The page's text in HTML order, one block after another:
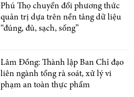
Phú Thọ chuyển đổi phương thức
quản trị dựa trên nền tảng dữ liệu
“đúng, đủ, sạch, sống”
Lâm Đồng: Thành lập Ban Chỉ đạo
liên ngành tổng rà soát, xử lý vi
phạm an toàn thực phẩm